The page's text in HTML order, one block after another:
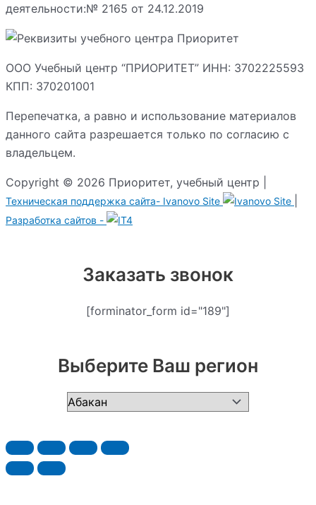
деятельности:№ 2165 от 24.12.2019
ООО Учебный центр “ПРИОРИТЕТ” ИНН: 3702225593
КПП: 370201001
Перепечатка, а равно и использование материалов
данного сайта разрешается только по согласию с
владельцем.
Copyright © 2026 Приоритет, учебный центр |
Техническая поддержка сайта- Ivanovo Site
Разработка сайтов -
Заказать звонок
[forminator_form id="189"]
Выберите Ваш регион